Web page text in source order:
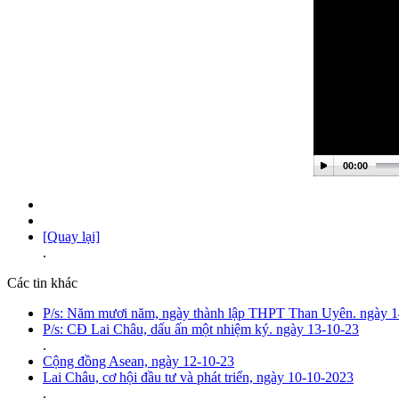
00:00
[Quay lại]
.
Các tin khác
P/s: Năm mươi năm, ngày thành lập THPT Than Uyên. ngày
P/s: CĐ Lai Châu, dấu ấn một nhiệm ký. ngày 13-10-23
.
Cộng đồng Asean, ngày 12-10-23
Lai Châu, cơ hội đầu tư và phát triển, ngày 10-10-2023
.